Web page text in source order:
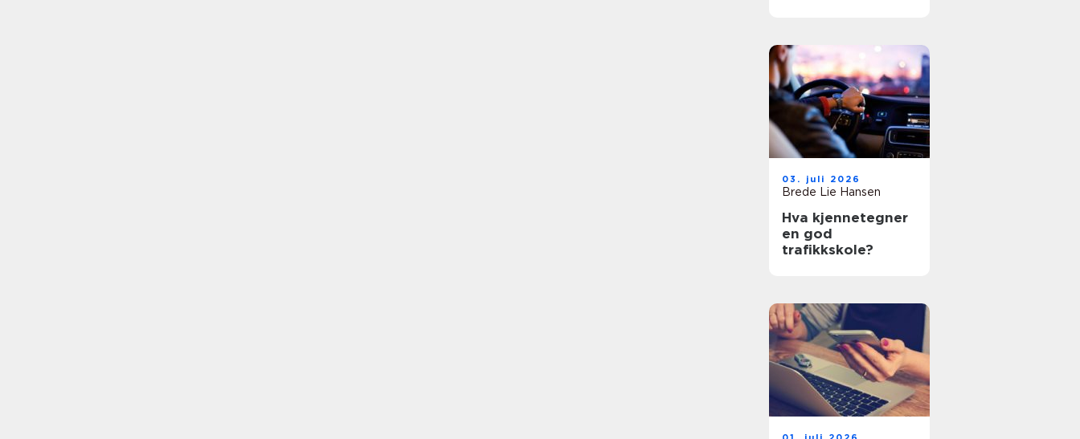
03. juli 2026
Brede Lie Hansen
Hva kjennetegner
en god
trafikkskole?